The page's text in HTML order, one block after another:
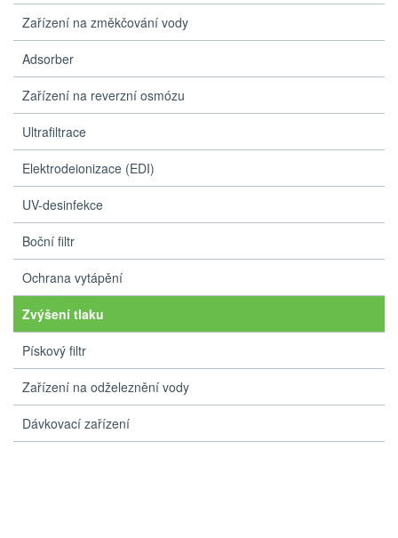
Zařízení na změkčování vody
Adsorber
Zařízení na reverzní osmózu
Ultrafiltrace
Elektrodeionizace (EDI)
UV-desinfekce
Boční filtr
Ochrana vytápění
Zvýšení tlaku
Pískový filtr
Zařízení na odželeznění vody
Dávkovací zařízení